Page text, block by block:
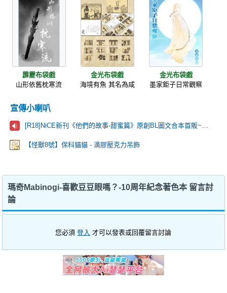
霹靂布袋戲
山形依舊枕寒流
金光布袋戲
海境有魚 其名為咸
金光布袋戲
墨家鉅子日常觀察
宣傳小喇叭
【怪獸8號】保科貓貓 - 滴膠壓克力吊飾
瑪奇Mabinogi-喜歡豆豆眼嗎？-10周年紀念著色本 留言討
論
您必須登入 才可以發表或回覆留言討論